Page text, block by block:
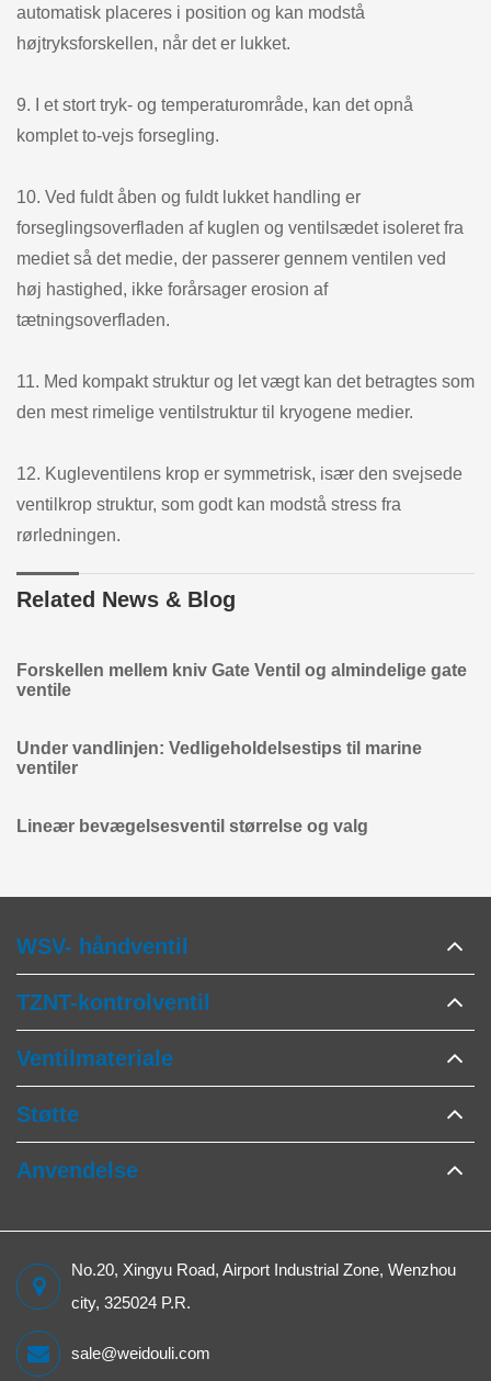
automatisk placeres i position og kan modstå
højtryksforskellen, når det er lukket.
9. I et stort tryk- og temperaturområde, kan det opnå
komplet to-vejs forsegling.
10. Ved fuldt åben og fuldt lukket handling er
forseglingsoverfladen af kuglen og ventilsædet isoleret fra
mediet så det medie, der passerer gennem ventilen ved
høj hastighed, ikke forårsager erosion af
tætningsoverfladen.
11. Med kompakt struktur og let vægt kan det betragtes som
den mest rimelige ventilstruktur til kryogene medier.
12. Kugleventilens krop er symmetrisk, især den svejsede
ventilkrop struktur, som godt kan modstå stress fra
rørledningen.
Related News & Blog
Forskellen mellem kniv Gate Ventil og almindelige gate
ventile
Under vandlinjen: Vedligeholdelsestips til marine
ventiler
Lineær bevægelsesventil størrelse og valg
WSV- håndventil
TZNT-kontrolventil
Ventilmateriale
Støtte
Anvendelse
No.20, Xingyu Road, Airport Industrial Zone, Wenzhou
city, 325024 P.R.
sale@weidouli.com